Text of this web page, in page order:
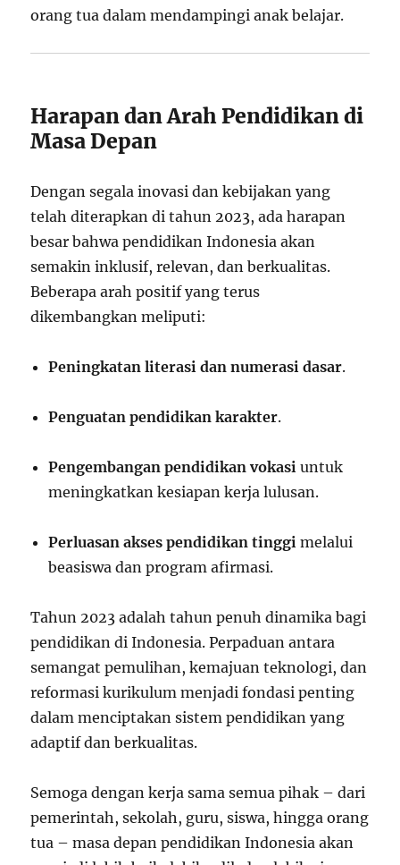
orang tua dalam mendampingi anak belajar.
Harapan dan Arah Pendidikan di
Masa Depan
Dengan segala inovasi dan kebijakan yang
telah diterapkan di tahun 2023, ada harapan
besar bahwa pendidikan Indonesia akan
semakin inklusif, relevan, dan berkualitas.
Beberapa arah positif yang terus
dikembangkan meliputi:
Peningkatan literasi dan numerasi dasar.
Penguatan pendidikan karakter.
Pengembangan pendidikan vokasi untuk
meningkatkan kesiapan kerja lulusan.
Perluasan akses pendidikan tinggi melalui
beasiswa dan program afirmasi.
Tahun 2023 adalah tahun penuh dinamika bagi
pendidikan di Indonesia. Perpaduan antara
semangat pemulihan, kemajuan teknologi, dan
reformasi kurikulum menjadi fondasi penting
dalam menciptakan sistem pendidikan yang
adaptif dan berkualitas.
Semoga dengan kerja sama semua pihak – dari
pemerintah, sekolah, guru, siswa, hingga orang
tua – masa depan pendidikan Indonesia akan